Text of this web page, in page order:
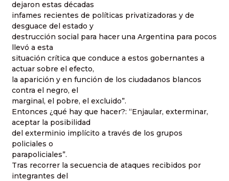
dejaron estas décadas
infames recientes de políticas privatizadoras y de
desguace del estado y
destrucción social para hacer una Argentina para pocos
llevó a esta
situación crítica que conduce a estos gobernantes a
actuar sobre el efecto,
la aparición y en función de los ciudadanos blancos
contra el negro, el
marginal, el pobre, el excluido”.
Entonces ¿qué hay que hacer?: “Enjaular, exterminar,
aceptar la posibilidad
del exterminio implícito a través de los grupos
policiales o
parapoliciales”.
Tras recorrer la secuencia de ataques recibidos por
integrantes del